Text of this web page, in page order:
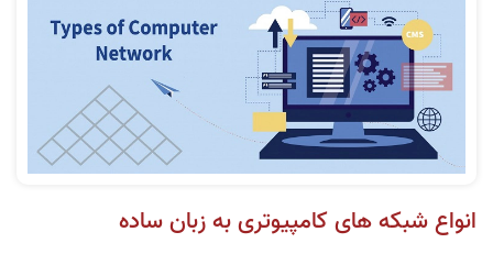
انواع شبکه های کامپیوتری به زبان ساده